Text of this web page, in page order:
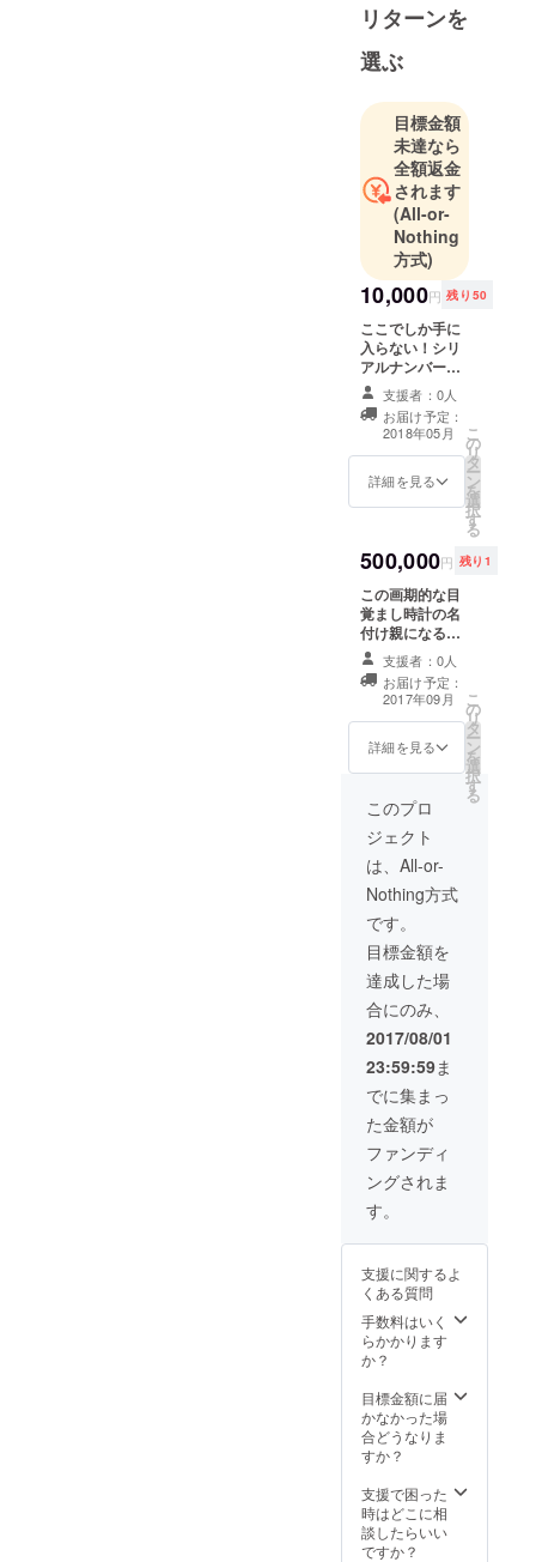
リターンを
選ぶ
目標金額
未達なら
全額返金
されます
(All-or-
Nothing
方式)
10,000円 残り50
ここでしか手に
入らない！シリ
アルナンバー付
き限定カラーの
目覚まし時計を
プレゼント！
支援者：0人
お届け予定：
2018年05月
詳細を見る
こ
の
リ
タ
ー
ン
を
選
択
す
る
500,000円 残り1
この画期的な目
覚まし時計の名
付け親になる権
利をプレゼント
させていただき
ます！
支援者：0人
お届け予定：
2017年09月
詳細を見る
こ
の
リ
タ
ー
ン
を
選
択
す
る
このプロ
ジェクト
は、All-or-
Nothing方式
です。
目標金額を
達成した場
合にのみ、
2017/08/01
23:59:59ま
でに集まっ
た金額が
ファンディ
ングされま
す。
支援に関するよ
くある質問
手数料はいく
らかかります
か？
目標金額に届
かなかった場
合どうなりま
すか？
支援で困った
時はどこに相
談したらいい
ですか？